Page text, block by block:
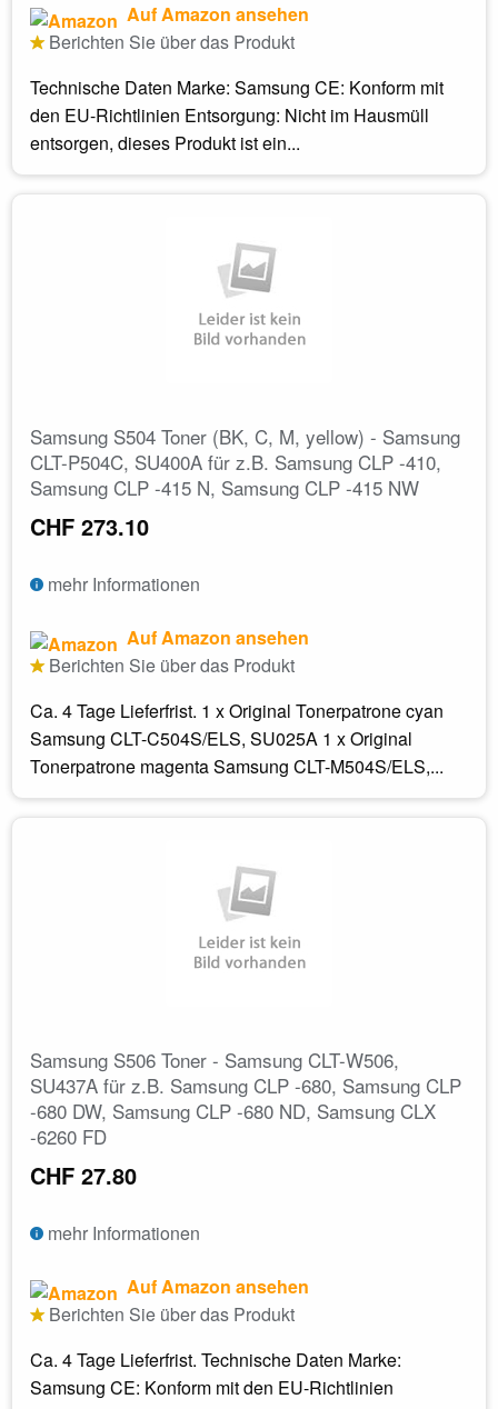
Auf Amazon ansehen
Berichten Sie über das Produkt
Technische Daten Marke: Samsung CE: Konform mit
den EU-Richtlinien Entsorgung: Nicht im Hausmüll
entsorgen, dieses Produkt ist ein...
Samsung S504 Toner (BK, C, M, yellow) - Samsung
CLT-P504C, SU400A für z.B. Samsung CLP -410,
Samsung CLP -415 N, Samsung CLP -415 NW
CHF 273.10
mehr Informationen
Auf Amazon ansehen
Berichten Sie über das Produkt
Ca. 4 Tage Lieferfrist. 1 x Original Tonerpatrone cyan
Samsung CLT-C504S/ELS, SU025A 1 x Original
Tonerpatrone magenta Samsung CLT-M504S/ELS,...
Samsung S506 Toner - Samsung CLT-W506,
SU437A für z.B. Samsung CLP -680, Samsung CLP
-680 DW, Samsung CLP -680 ND, Samsung CLX
-6260 FD
CHF 27.80
mehr Informationen
Auf Amazon ansehen
Berichten Sie über das Produkt
Ca. 4 Tage Lieferfrist. Technische Daten Marke:
Samsung CE: Konform mit den EU-Richtlinien